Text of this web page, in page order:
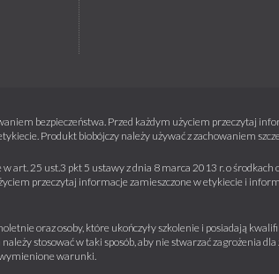
bezpieczeństwa. Przed każdym użyciem przeczytaj
Produkt biobójczy należy używać z zachowaniem
art. 25 ust.3 pkt 5 ustawy z dnia 8 marca 2013 r. o
przeczytaj informacje zamieszczone w etykiecie i
oraz osoby, które ukończyły szkolenie i posiadają
stosować w taki sposób, aby nie stwarzać zagrożenia
wymienione warunki.